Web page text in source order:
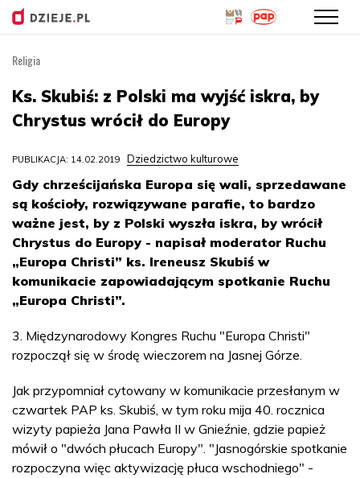
treści
Religia
Ks. Skubiś: z Polski ma wyjść iskra, by
Chrystus wrócił do Europy
PUBLIKACJA: 14.02.2019 Dziedzictwo kulturowe
Gdy chrześcijańska Europa się wali, sprzedawane
są kościoły, rozwiązywane parafie, to bardzo
ważne jest, by z Polski wyszła iskra, by wrócił
Chrystus do Europy - napisał moderator Ruchu
„Europa Christi” ks. Ireneusz Skubiś w
komunikacie zapowiadającym spotkanie Ruchu
„Europa Christi”.
3. Międzynarodowy Kongres Ruchu "Europa Christi"
rozpoczął się w środę wieczorem na Jasnej Górze.
Jak przypomniał cytowany w komunikacie przesłanym w
czwartek PAP ks. Skubiś, w tym roku mija 40. rocznica
wizyty papieża Jana Pawła II w Gnieźnie, gdzie papież
mówił o "dwóch płucach Europy". "Jasnogórskie spotkanie
rozpoczyna więc aktywizację płuca wschodniego" -